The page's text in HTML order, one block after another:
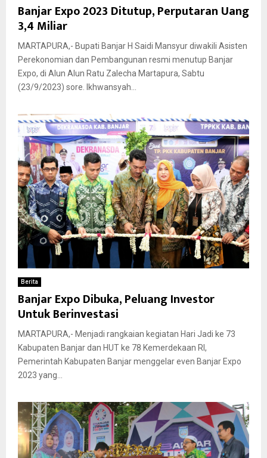
Banjar Expo 2023 Ditutup, Perputaran Uang
3,4 Miliar
MARTAPURA,- Bupati Banjar H Saidi Mansyur diwakili Asisten
Perekonomian dan Pembangunan resmi menutup Banjar
Expo, di Alun Alun Ratu Zalecha Martapura, Sabtu
(23/9/2023) sore. Ikhwansyah...
Berita
Banjar Expo Dibuka, Peluang Investor
Untuk Berinvestasi
MARTAPURA,- Menjadi rangkaian kegiatan Hari Jadi ke 73
Kabupaten Banjar dan HUT ke 78 Kemerdekaan RI,
Pemerintah Kabupaten Banjar menggelar even Banjar Expo
2023 yang...